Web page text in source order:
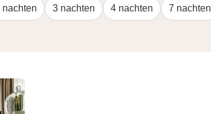
nachten 3 nachten 4 nachten 7 nachten